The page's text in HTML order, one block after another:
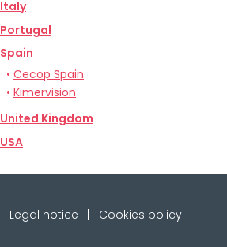
Italy
Portugal
Spain
• Cecop Spain
• Kimervision
United Kingdom
USA
Legal notice Cookies policy